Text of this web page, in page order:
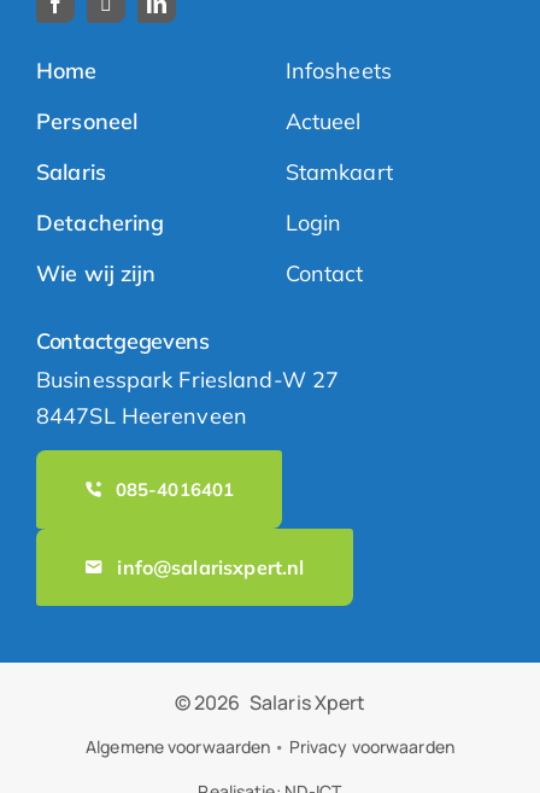
Home
Personeel
Salaris
Detachering
Wie wij zijn
Infosheets
Actueel
Stamkaart
Login
Contact
Contactgegevens
Businesspark Friesland-W 27
8447SL Heerenveen
085-4016401
info@salarisxpert.nl
© 2026 Salaris Xpert
Algemene voorwaarden • Privacy voorwaarden